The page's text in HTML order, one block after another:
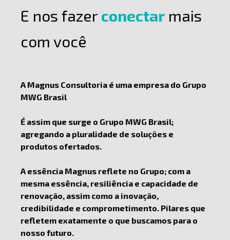
E nos fazerconectar mais
com você
A Magnus Consultoria é uma empresa do Grupo
MWG Brasil
É assim que surge o Grupo MWG Brasil;
agregando a pluralidade de soluções e
produtos ofertados.
A essência Magnus reflete no Grupo; com a
mesma essência, resiliência e capacidade de
renovação, assim como a inovação,
credibilidade e comprometimento. Pilares que
refletem exatamente o que buscamos para o
nosso futuro.